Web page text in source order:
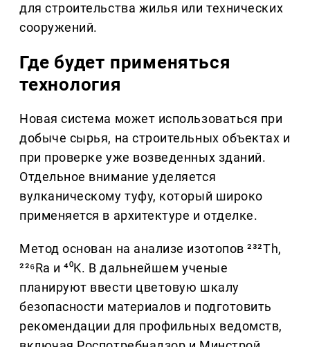
для строительства жилья или технических
сооружений.
Где будет применяться
технология
Новая система может использоваться при
добыче сырья, на строительных объектах и
при проверке уже возведенных зданий.
Отдельное внимание уделяется
вулканическому туфу, который широко
применяется в архитектуре и отделке.
Метод основан на анализе изотопов ²³²Th,
²²⁶Ra и ⁴⁰K. В дальнейшем ученые
планируют ввести цветовую шкалу
безопасности материалов и подготовить
рекомендации для профильных ведомств,